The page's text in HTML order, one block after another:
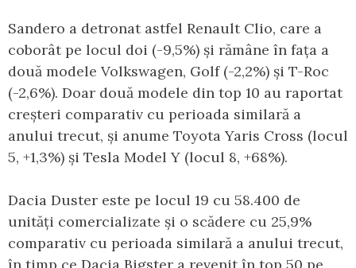
Sandero a detronat astfel Renault Clio, care a
coborât pe locul doi (-9,5%) și rămâne în fața a
două modele Volkswagen, Golf (-2,2%) și T-Roc
(-2,6%). Doar două modele din top 10 au raportat
creșteri comparativ cu perioada similară a
anului trecut, și anume Toyota Yaris Cross (locul
5, +1,3%) și Tesla Model Y (locul 8, +68%).
Dacia Duster este pe locul 19 cu 58.400 de
unități comercializate și o scădere cu 25,9%
comparativ cu perioada similară a anului trecut,
în timp ce Dacia Bigster a revenit în top 50 pe